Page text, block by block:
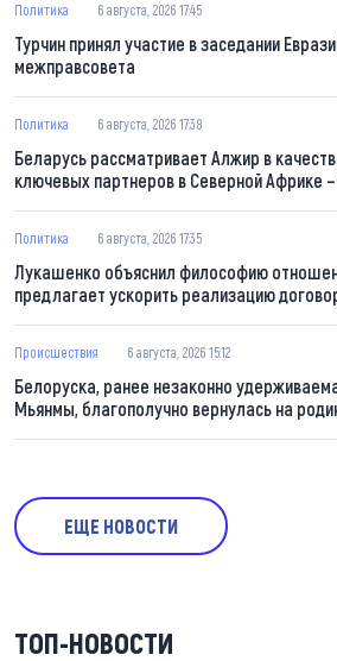
Политика 6 августа, 2026 17:45
Турчин принял участие в заседании
межправсовета
Политика 6 августа, 2026 17:38
Беларусь рассматривает Алжир в
ключевых партнеров в Северной Африке
Политика 6 августа, 2026 17:35
Лукашенко объяснил философию
предлагает ускорить реализацию
Происшествия 6 августа, 2026 15:12
Белоруска, ранее незаконно
Мьянмы, благополучно вернулась на
ЕЩЕ НОВОСТИ
ТОП-НОВОСТИ